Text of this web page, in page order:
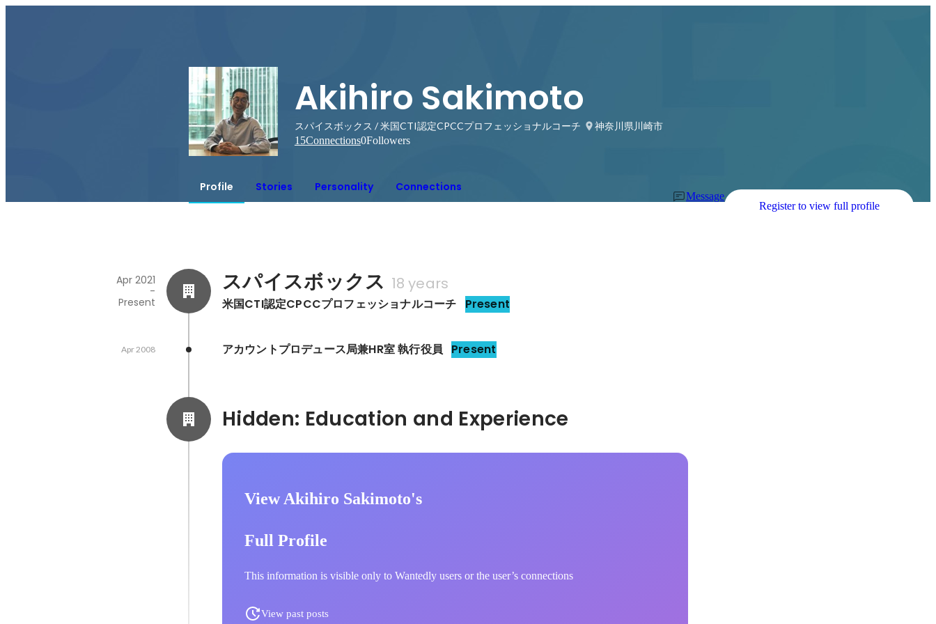
Akihiro Sakimoto
スパイスボックス / 米国CTI認定CPCCプロフェッショナルコーチ
神奈川県川崎市
15Connections0Followers
Profile Stories Personality Connections
Message
Register to view full profile
スパイスボックス 18 years
米国CTI認定CPCCプロフェッショナルコーチ Present
Apr 2021
-
Present
アカウントプロデュース局兼HR室 執行役員 Present
Apr 2008
View Akihiro Sakimoto's
Full Profile
This information is visible only to Wantedly users or the user’s connections
View past posts